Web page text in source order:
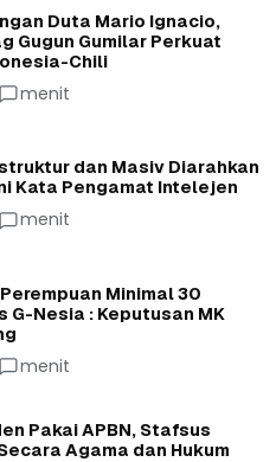
Duta Mario Ignacio,
Gugun Gumilar Perkuat
Chili
menit
dan Masiv Diarahkan
Kata Pengamat Intelejen
menit
Minimal 30
G-Nesia : Keputusan MK
menit
Pakai APBN, Stafsus
Agama dan Hukum